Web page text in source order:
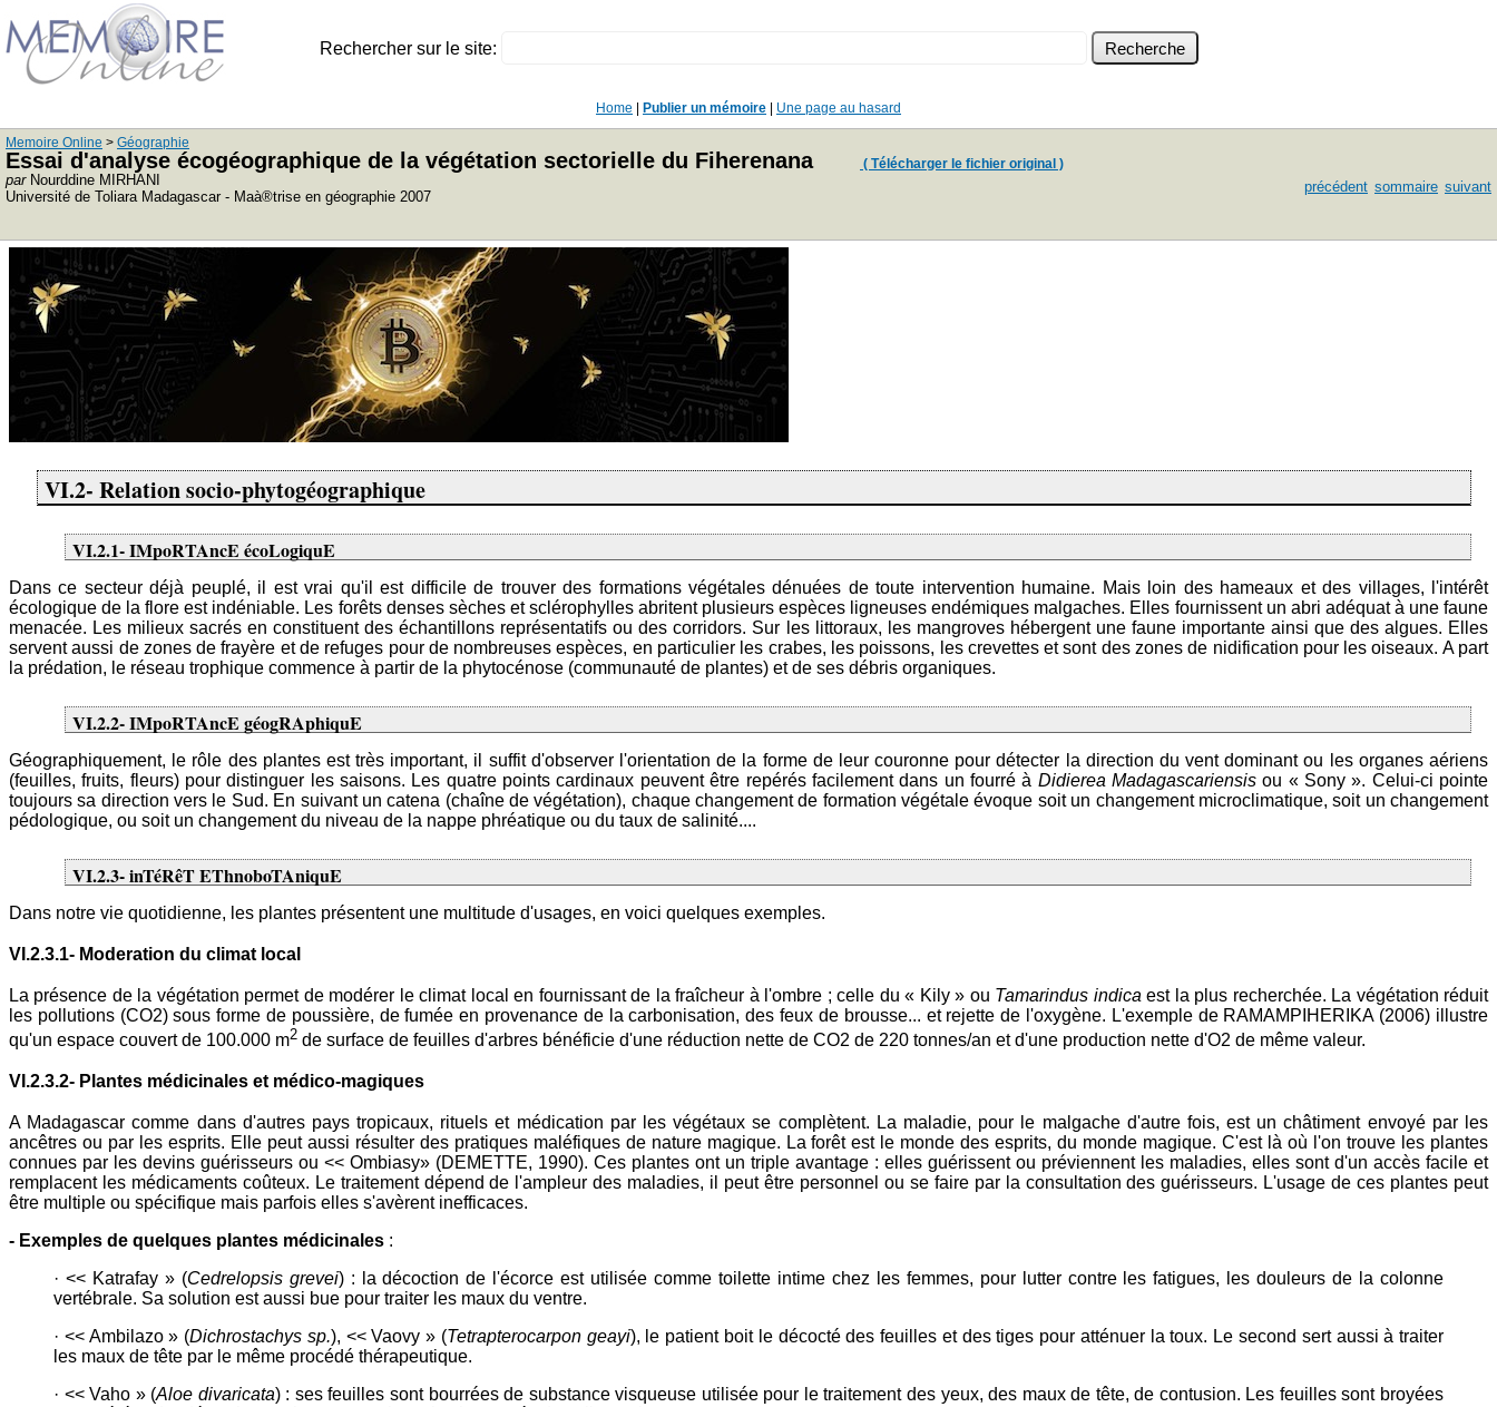
Rechercher sur le site:
Home Publier un mémoire Une page au hasard
Memoire Online > Géographie
Essai d'analyse écogéographique de la végétation sectorielle du Fiherenana ( Télécharger le fichier original )
parNourddine MIRHANI
Université de Toliara Madagascar - Maà®trise en géographie 2007
précédent sommaire suivant
VI.2- Relation socio-phytogéographique
VI.2.1- IMpoRTAncE écoLogiquE
Dans ce secteur déjà peuplé, il est vrai qu'il est difficile de trouver des formations végétales dénuées de toute intervention humaine. Mais loin des hameaux et des villages, l'intérêt
écologique de la flore est indéniable. Les forêts denses sèches et sclérophylles abritent plusieurs espèces ligneuses endémiques malgaches. Elles fournissent un abri adéquat à une faune
menacée. Les milieux sacrés en constituent des échantillons représentatifs ou des corridors. Sur les littoraux, les mangroves hébergent une faune importante ainsi que des algues. Elles
servent aussi de zones de frayère et de refuges pour de nombreuses espèces, en particulier les crabes, les poissons, les crevettes et sont des zones de nidification pour les oiseaux. A part
la prédation, le réseau trophique commence à partir de la phytocénose (communauté de plantes) et de ses débris organiques.
VI.2.2- IMpoRTAncE géogRAphiquE
Géographiquement, le rôle des plantes est très important, il suffit d'observer l'orientation de la forme de leur couronne pour détecter la direction du vent dominant ou les organes aériens
(feuilles, fruits, fleurs) pour distinguer les saisons. Les quatre points cardinaux peuvent être repérés facilement dans un fourré à Didierea Madagascariensisou « Sony ». Celui-ci pointe
toujours sa direction vers le Sud. En suivant un catena (chaîne de végétation), chaque changement de formation végétale évoque soit un changement microclimatique, soit un changement
pédologique, ou soit un changement du niveau de la nappe phréatique ou du taux de salinité....
VI.2.3- inTéRêT EThnoboTAniquE
Dans notre vie quotidienne, les plantes présentent une multitude d'usages, en voici quelques exemples.
VI.2.3.1- Moderation du climat local
La présence de la végétation permet de modérer le climat local en fournissant de la fraîcheur à l'ombre ; celle du « Kily » ou Tamarindus indica est la plus recherchée. La végétation réduit
les pollutions (CO2) sous forme de poussière, de fumée en provenance de la carbonisation, des feux de brousse... et rejette de l'oxygène. L'exemple de RAMAMPIHERIKA (2006) illustre
qu'un espace couvert de 100.000 m2 de surface de feuilles d'arbres bénéficie d'une réduction nette de CO2 de 220 tonnes/an et d'une production nette d'O2 de même valeur.
VI.2.3.2- Plantes médicinales et médico-magiques
A Madagascar comme dans d'autres pays tropicaux, rituels et médication par les végétaux se complètent. La maladie, pour le malgache d'autre fois, est un châtiment envoyé par les
ancêtres ou par les esprits. Elle peut aussi résulter des pratiques maléfiques de nature magique. La forêt est le monde des esprits, du monde magique. C'est là où l'on trouve les plantes
connues par les devins guérisseurs ou << Ombiasy» (DEMETTE, 1990). Ces plantes ont un triple avantage : elles guérissent ou préviennent les maladies, elles sont d'un accès facile et
remplacent les médicaments coûteux. Le traitement dépend de l'ampleur des maladies, il peut être personnel ou se faire par la consultation des guérisseurs. L'usage de ces plantes peut
être multiple ou spécifique mais parfois elles s'avèrent inefficaces.
- Exemples de quelques plantes médicinales :
· << Katrafay » (Cedrelopsis grevei) : la décoction de l'écorce est utilisée comme toilette intime chez les femmes, pour lutter contre les fatigues, les douleurs de la colonne
vertébrale. Sa solution est aussi bue pour traiter les maux du ventre.
· << Ambilazo » (Dichrostachys sp.), << Vaovy » (Tetrapterocarpon geayi), le patient boit le décocté des feuilles et des tiges pour atténuer la toux. Le second sert aussi à traiter
les maux de tête par le même procédé thérapeutique.
· << Vaho » (Aloe divaricata) : ses feuilles sont bourrées de substance visqueuse utilisée pour le traitement des yeux, des maux de tête, de contusion. Les feuilles sont broyées